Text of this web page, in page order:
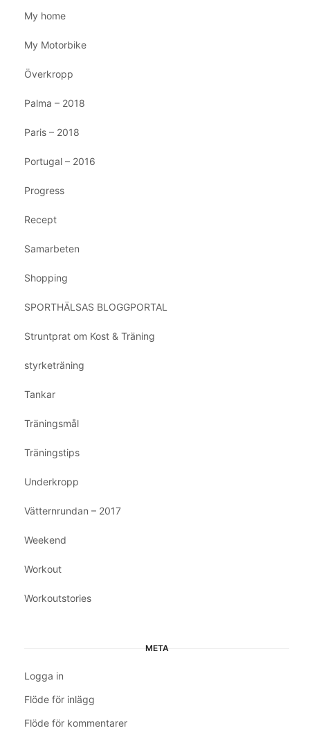
My home
My Motorbike
Överkropp
Palma – 2018
Paris – 2018
Portugal – 2016
Progress
Recept
Samarbeten
Shopping
SPORTHÄLSAS BLOGGPORTAL
Struntprat om Kost & Träning
styrketräning
Tankar
Träningsmål
Träningstips
Underkropp
Vätternrundan – 2017
Weekend
Workout
Workoutstories
META
Logga in
Flöde för inlägg
Flöde för kommentarer